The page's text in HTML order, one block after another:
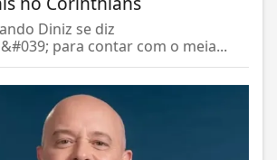
Diniz se diz
para contar com o meia...